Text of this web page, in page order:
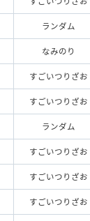
ランダム
なみのり
すごいつりざお
すごいつりざお
ランダム
すごいつりざお
すごいつりざお
すごいつりざお